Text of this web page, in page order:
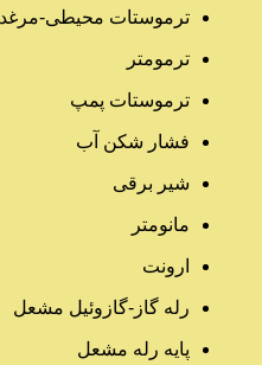
ترموستات محیطی-
ترمومتر
ترموستات پمپ
فشار شکن آب
شیر برقی
مانومتر
ارونت
رله گاز-گازوئیل مشعل
پایه رله مشعل